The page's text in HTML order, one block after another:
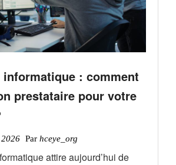
informatique : comment
prestataire pour votre
Par hceye_org
attire aujourd’hui de